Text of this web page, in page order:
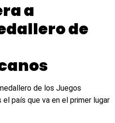
a
de
de los Juegos
país que va en el primer lugar